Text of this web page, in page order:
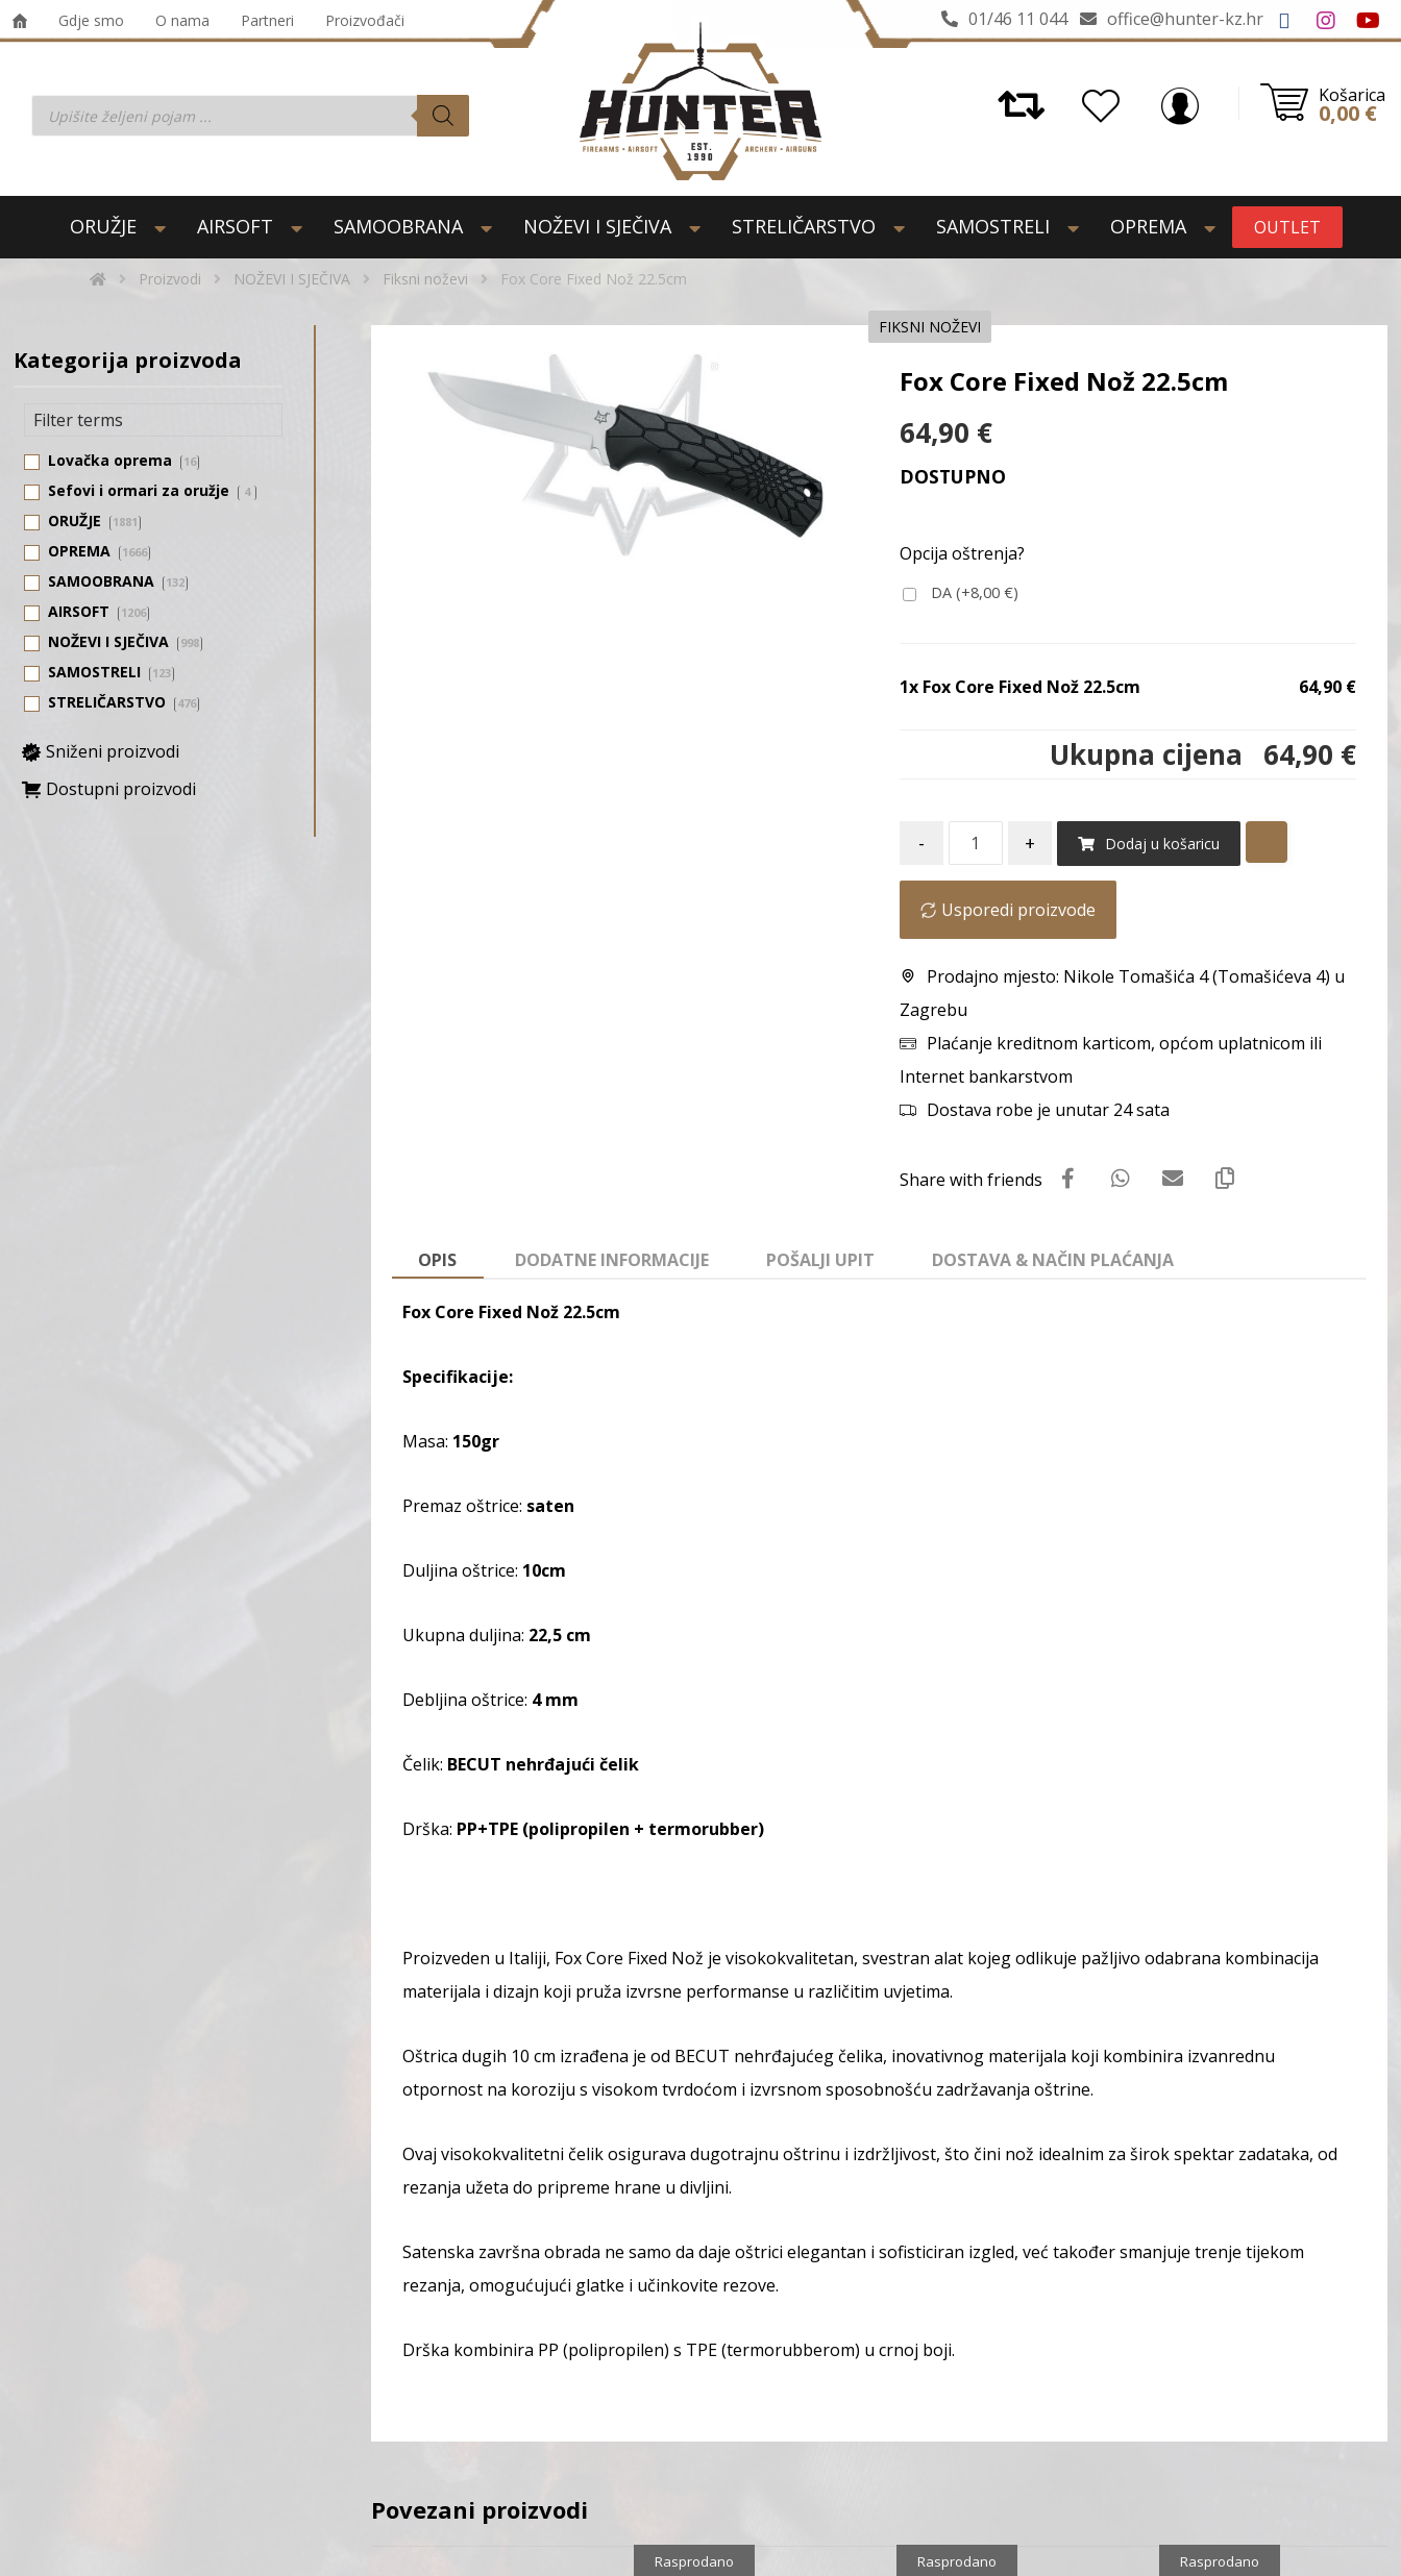
Gdje smo O nama Partneri Proizvođači office@hunter-kz.hr
01/46 11 044
Košarica
0,00 €
ORUŽJE AIRSOFT SAMOOBRANA NOŽEVI I SJEČIVA STRELIČARSTVO SAMOSTRELI OPREMA OUTLET
Proizvodi NOŽEVI I SJEČIVA Fiksni noževi Fox Core Fixed Nož 22.5cm
FIKSNI NOŽEVI
Fox Core Fixed Nož 22.5cm
64,90 €
DOSTUPNO
Opcija oštrenja?
DA (+8,00 €)
1x Fox Core Fixed Nož 22.5cm 64,90 €
Ukupna cijena 64,90 €
- + Dodaj u košaricu
Usporedi proizvode
Prodajno mjesto: Nikole Tomašića 4 (Tomašićeva 4) u
Zagrebu
Plaćanje kreditnom karticom, općom uplatnicom ili
Internet bankarstvom
Dostava robe je unutar 24 sata
OPIS DODATNE INFORMACIJE POŠALJI UPIT DOSTAVA & NAČIN PLAĆANJA
Fox Core Fixed Nož 22.5cm
Specifikacije:
Masa: 150gr
Premaz oštrice: saten
Duljina oštrice: 10cm
Ukupna duljina: 22,5 cm
Debljina oštrice: 4 mm
Čelik: BECUT nehrđajući čelik
Drška: PP+TPE (polipropilen + termorubber)
Proizveden u Italiji, Fox Core Fixed Nož je visokokvalitetan, svestran alat kojeg odlikuje pažljivo odabrana kombinacija
materijala i dizajn koji pruža izvrsne performanse u različitim uvjetima.
Oštrica dugih 10 cm izrađena je od BECUT nehrđajućeg čelika, inovativnog materijala koji kombinira izvanrednu
otpornost na koroziju s visokom tvrdoćom i izvrsnom sposobnošću zadržavanja oštrine.
Ovaj visokokvalitetni čelik osigurava dugotrajnu oštrinu i izdržljivost, što čini nož idealnim za širok spektar zadataka, od
rezanja užeta do pripreme hrane u divljini.
Satenska završna obrada ne samo da daje oštrici elegantan i sofisticiran izgled, već također smanjuje trenje tijekom
rezanja, omogućujući glatke i učinkovite rezove.
Drška kombinira PP (polipropilen) s TPE (termorubberom) u crnoj boji.
Povezani proizvodi
Rasprodano Rasprodano Rasprodano
Kategorija proizvoda
Lovačka oprema 16
Sefovi i ormari za oružje 4
ORUŽJE 1881
OPREMA 1666
SAMOOBRANA 132
AIRSOFT 1206
NOŽEVI I SJEČIVA 998
SAMOSTRELI 123
STRELIČARSTVO 476
Sniženi proizvodi
Dostupni proizvodi